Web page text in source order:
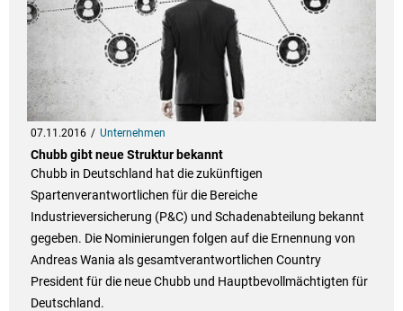
07.11.2016 Unternehmen
Chubb gibt neue Struktur bekannt
Chubb in Deutschland hat die zukünftigen
Spartenverantwortlichen für die Bereiche
Industrieversicherung (P&C) und Schadenabteilung bekannt
gegeben. Die Nominierungen folgen auf die Ernennung von
Andreas Wania als gesamtverantwortlichen Country
President für die neue Chubb und Hauptbevollmächtigten für
Deutschland.